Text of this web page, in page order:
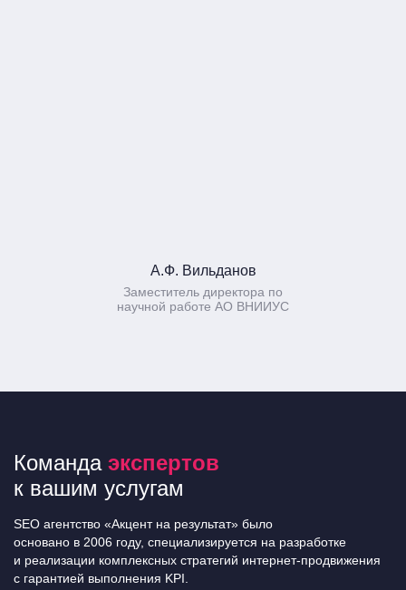
А.Ф. Вильданов
Заместитель директора по
научной работе АО ВНИИУС
Команда экспертов
к вашим услугам
SEO агентство «Акцент на результат» было
основано в 2006 году, специализируется на разработке
и реализации комплексных стратегий интернет-продвижения
с гарантией выполнения KPI.